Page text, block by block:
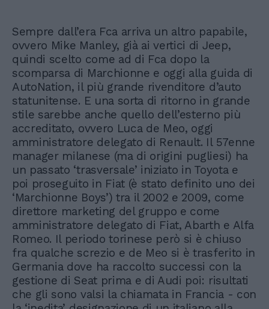
Sempre dall’era Fca arriva un altro papabile,
ovvero Mike Manley, già ai vertici di Jeep,
quindi scelto come ad di Fca dopo la
scomparsa di Marchionne e oggi alla guida di
AutoNation, il più grande rivenditore d’auto
statunitense. E una sorta di ritorno in grande
stile sarebbe anche quello dell’esterno più
accreditato, ovvero Luca de Meo, oggi
amministratore delegato di Renault. Il 57enne
manager milanese (ma di origini pugliesi) ha
un passato ‘trasversale’ iniziato in Toyota e
poi proseguito in Fiat (è stato definito uno dei
‘Marchionne Boys’) tra il 2002 e 2009, come
direttore marketing del gruppo e come
amministratore delegato di Fiat, Abarth e Alfa
Romeo. Il periodo torinese però si è chiuso
fra qualche screzio e de Meo si è trasferito in
Germania dove ha raccolto successi con la
gestione di Seat prima e di Audi poi: risultati
che gli sono valsi la chiamata in Francia - con